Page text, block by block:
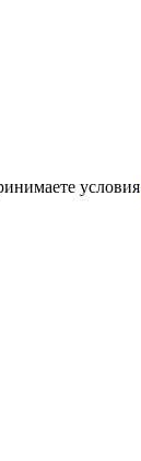
условия